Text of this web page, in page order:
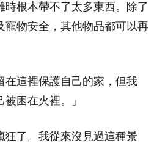
時根本帶不了太多東西。除了
寵物安全，其他物品都可以再
在這裡保護自己的家，但我
困在火裡。」
狂了。我從來沒見過這種景